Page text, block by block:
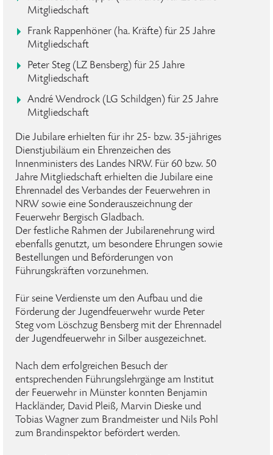
Mitgliedschaft
Frank Rappenhöner (ha. Kräfte) für 25 Jahre
Mitgliedschaft
Peter Steg (LZ Bensberg) für 25 Jahre
Mitgliedschaft
André Wendrock (LG Schildgen) für 25 Jahre
Mitgliedschaft
Die Jubilare erhielten für ihr 25- bzw. 35-jähriges
Dienstjubiläum ein Ehrenzeichen des
Innenministers des Landes NRW. Für 60 bzw. 50
Jahre Mitgliedschaft erhielten die Jubilare eine
Ehrennadel des Verbandes der Feuerwehren in
NRW sowie eine Sonderauszeichnung der
Feuerwehr Bergisch Gladbach.
Der festliche Rahmen der Jubilarenehrung wird
ebenfalls genutzt, um besondere Ehrungen sowie
Bestellungen und Beförderungen von
Führungskräften vorzunehmen.
Für seine Verdienste um den Aufbau und die
Förderung der Jugendfeuerwehr wurde Peter
Steg vom Löschzug Bensberg mit der Ehrennadel
der Jugendfeuerwehr in Silber ausgezeichnet.
Nach dem erfolgreichen Besuch der
entsprechenden Führungslehrgänge am Institut
der Feuerwehr in Münster konnten Benjamin
Hackländer, David Pleiß, Marvin Dieske und
Tobias Wagner zum Brandmeister und Nils Pohl
zum Brandinspektor befördert werden.